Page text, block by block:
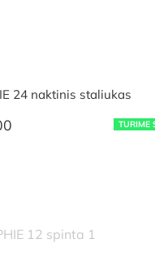
TURIME
24 naktinis staliukas